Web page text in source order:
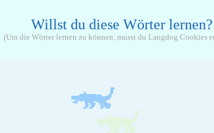
Willst du diese Wörter lernen?
(Um die Wörter lernen zu können, musst du Langdog Cookies